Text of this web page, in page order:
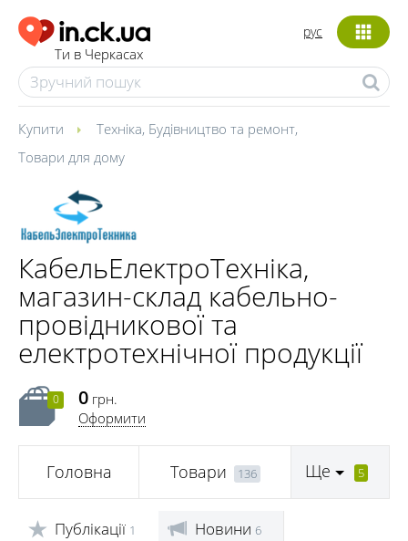
Ти в Черкасах
рус
Купити Техніка, Будівництво та ремонт,
Товари для дому
КабельЕлектроТехніка,
магазин-склад кабельно-
провідникової та
електротехнічної продукції
0 0 грн.
Оформити
Головна Товари 136 Ще 5
Публікації 1 Новини 6